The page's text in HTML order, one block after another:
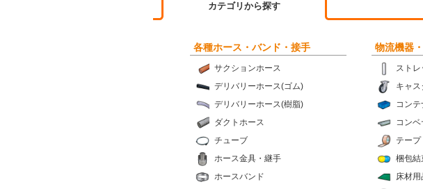
カテゴリから探す
各種ホース・バンド・接手
サクションホース
デリバリーホース(ゴム)
デリバリーホース(樹脂)
ダクトホース
チューブ
ホース金具・継手
ホースバンド
物流機器
スト
キャス
コンテ
コンベ
テープ
梱包結
床材用